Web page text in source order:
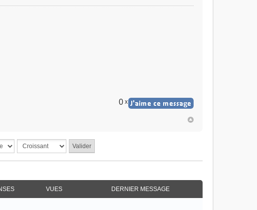
0 x
VUES DERNIER MESSAGE